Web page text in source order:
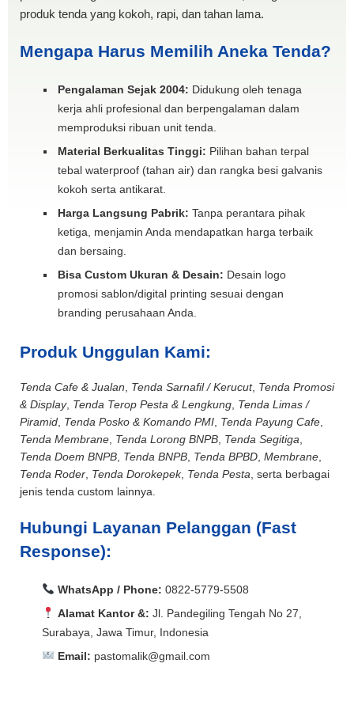
produk tenda yang kokoh, rapi, dan tahan lama.
Mengapa Harus Memilih Aneka Tenda?
Pengalaman Sejak 2004: Didukung oleh tenaga
kerja ahli profesional dan berpengalaman dalam
memproduksi ribuan unit tenda.
Material Berkualitas Tinggi: Pilihan bahan terpal
tebal waterproof (tahan air) dan rangka besi galvanis
kokoh serta antikarat.
Harga Langsung Pabrik: Tanpa perantara pihak
ketiga, menjamin Anda mendapatkan harga terbaik
dan bersaing.
Bisa Custom Ukuran & Desain: Desain logo
promosi sablon/digital printing sesuai dengan
branding perusahaan Anda.
Produk Unggulan Kami:
Tenda Cafe & Jualan Tenda Sarnafil / Kerucut, Tenda Promosi
& Display, Tenda Terop Pesta & Lengkung Tenda Limas /
Piramid Tenda Posko & Komando PMI Tenda Payung Cafe
Tenda Membrane Tenda Lorong BNPB Tenda Segitiga
Tenda Doem BNPB Tenda BNPB Tenda BPBD Membrane
Tenda Roder Tenda Dorokepek, Tenda Pesta , serta berbagai
jenis tenda custom lainnya.
Hubungi Layanan Pelanggan (Fast
Response):
WhatsApp / Phone: 0822-5779-5508
Alamat Kantor &: Jl. Pandegiling Tengah No 27,
Surabaya, Jawa Timur, Indonesia
Email: pastomalik@gmail.com